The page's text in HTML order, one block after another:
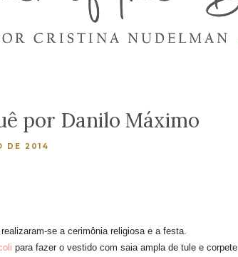
por Danilo Máximo
DE 2014
se a cerimônia religiosa e a festa.
para fazer o vestido com saia ampla de tule e corpete